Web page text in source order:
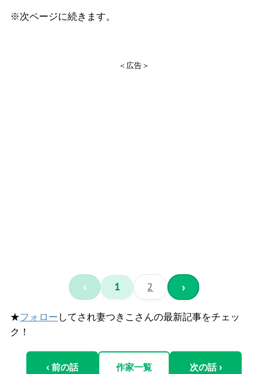
※次ページに続きます。
＜広告＞
‹ 1 2 ›
★フォロー してされ妻つきこさんの最新記事をチェッ
ク！
‹ 前の話 作家一覧 次の話 ›